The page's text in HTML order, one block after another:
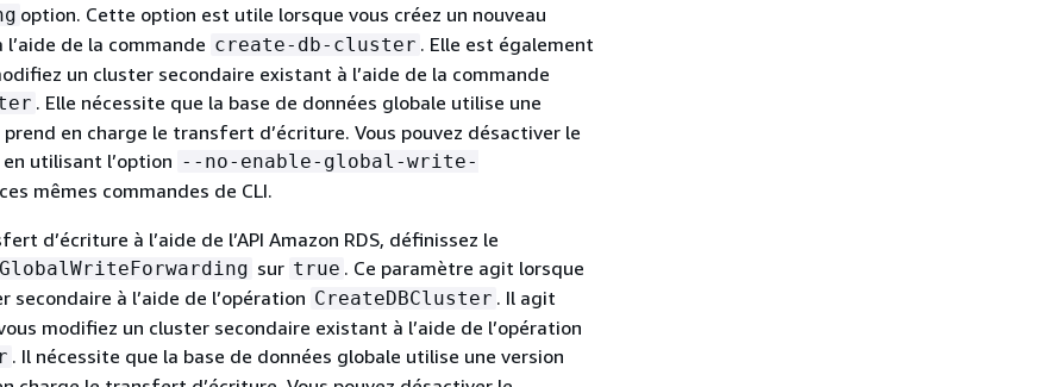
option. Cette option est utile lorsque vous créez un nouveau
de la commande create-db-cluster . Elle est également
un cluster secondaire existant à l’aide de la commande
. Elle nécessite que la base de données globale utilise une
prend en charge le transfert d’écriture. Vous pouvez désactiver le
utilisant l’option --no-enable-global-write-
mêmes commandes de CLI.
d’écriture à l’aide de l’API Amazon RDS, définissez le
sur true . Ce paramètre agit lorsque
secondaire à l’aide de l’opération CreateDBCluster . Il agit
modifiez un cluster secondaire existant à l’aide de l’opération
. Il nécessite que la base de données globale utilise une version